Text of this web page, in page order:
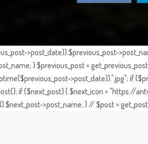
>post_date)).$previous_post-
} $previous_post =
>post_date)).".jpg"; if
if ($next_post) { $next_icon =
>post_name; } // $post =